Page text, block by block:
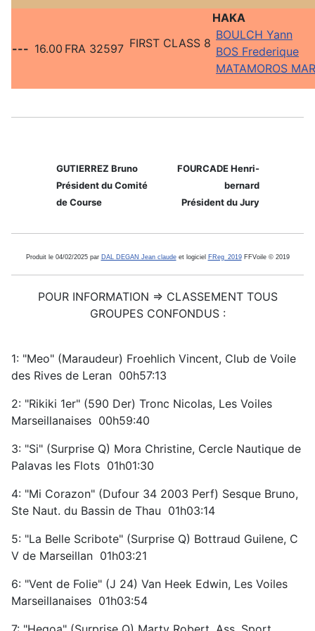
--- 16.00 FRA 32597 FIRST CLASS 8
HAKA
BOULCH Yann
BOS Frederique
MATAMOROS
GUTIERREZ Bruno
Président du Comité
de Course
FOURCADE Henri-
bernard
Président du Jury
Produit le 04/02/2025 par DAL DEGAN Jean claudeet logiciel FReg_2019FFVoile © 2019
POUR INFORMATION => CLASSEMENT TOUS
GROUPES CONFONDUS :
1: "Meo" (Maraudeur) Froehlich Vincent, Club de Voile
des Rives de Leran 00h57:13
2: "Rikiki 1er" (590 Der) Tronc Nicolas, Les Voiles
Marseillanaises 00h59:40
3: "Si" (Surprise Q) Mora Christine, Cercle Nautique de
Palavas les Flots 01h01:30
4: "Mi Corazon" (Dufour 34 2003 Perf) Sesque Bruno,
Ste Naut. du Bassin de Thau 01h03:14
5: "La Belle Scribote" (Surprise Q) Bottraud Guilene, C
V de Marseillan 01h03:21
6: "Vent de Folie" (J 24) Van Heek Edwin, Les Voiles
Marseillanaises 01h03:54